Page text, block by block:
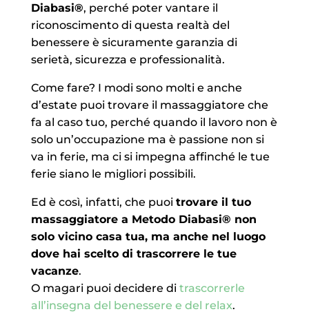
Diabasi®, perché poter vantare il
riconoscimento di questa realtà del
benessere è sicuramente garanzia di
serietà, sicurezza e professionalità.
Come fare? I modi sono molti e anche
d’estate puoi trovare il massaggiatore che
fa al caso tuo, perché quando il lavoro non è
solo un’occupazione ma è passione non si
va in ferie, ma ci si impegna affinché le tue
ferie siano le migliori possibili.
Ed è così, infatti, che puoi trovare il tuo
massaggiatore a Metodo Diabasi® non
solo vicino casa tua, ma anche nel luogo
dove hai scelto di trascorrere le tue
vacanze.
O magari puoi decidere di trascorrerle
all’insegna del benessere e del relax.